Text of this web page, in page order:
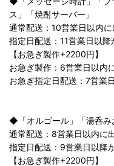
ス」「焼酎サーバー」
通常配送：10営業日以内
指定日配送：11営業日以降
【お急ぎ製作+2200円】
お急ぎ製作：6営業日以内
お急ぎ指定日配送：7営業
◆「オルゴール」「湯呑み
通常配送：8営業日以内に
指定日配送：9営業日以降
【お急ぎ製作+2200円】